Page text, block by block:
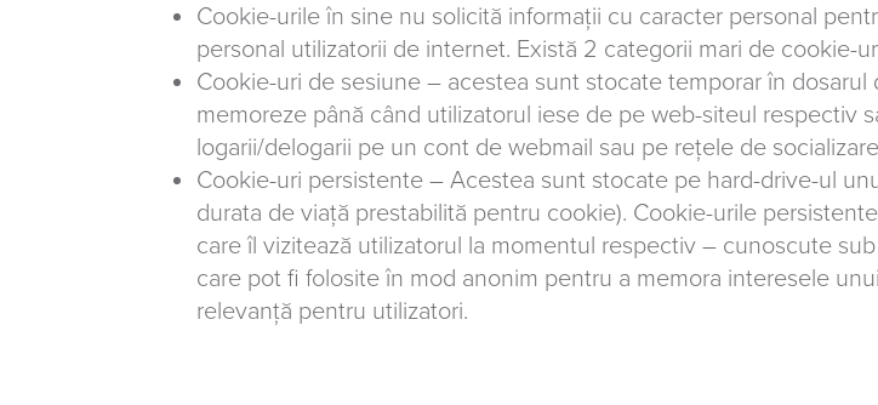
Cookie-urile în sine nu solicită informații cu caracter personal
personal utilizatorii de internet. Există 2 categorii mari de cookie-
Cookie-uri de sesiune – acestea sunt stocate temporar în
memoreze până când utilizatorul iese de pe web-siteul respectiv
logarii/delogarii pe un cont de webmail sau pe rețele de
Cookie-uri persistente – Acestea sunt stocate pe hard-drive-ul
durata de viață prestabilită pentru cookie). Cookie-urile
care îl vizitează utilizatorul la momentul respectiv – cunoscute
care pot fi folosite în mod anonim pentru a memora interesele
relevanță pentru utilizatori.